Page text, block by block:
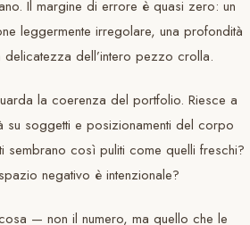
Il margine di errore è quasi zero: un
leggermente irregolare, una profondità
delicatezza dell’intero pezzo crolla.
la coerenza del portfolio. Riesce a
su soggetti e posizionamenti del corpo
sembrano così puliti come quelli freschi?
negativo è intenzionale?
— non il numero, ma quello che le